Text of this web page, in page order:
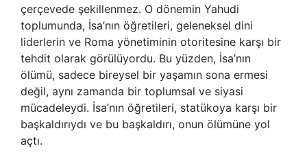
çerçevede şekillenmez. O dönemin Yahudi
toplumunda, İsa’nın öğretileri, geleneksel dini
liderlerin ve Roma yönetiminin otoritesine karşı bir
tehdit olarak görülüyordu. Bu yüzden, İsa’nın
ölümü, sadece bireysel bir yaşamın sona ermesi
değil, aynı zamanda bir toplumsal ve siyasi
mücadeleydi. İsa’nın öğretileri, statükoya karşı bir
başkaldırıydı ve bu başkaldırı, onun ölümüne yol
açtı.